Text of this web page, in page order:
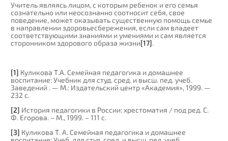
Учитель являясь лицом, с которым ребенок и его семья
сознательно или неосознанно соотносит себя, свое
поведение, может оказывать существенную помощь семье
в направлении здоровьесбережения, если сам владеет
соответствующими знаниями и умениями и сам является
сторонником здорового образа жизни[17].
[1] Куликова Т.А. Семейная педагогика и домашнее
воспитание: Учебник для студ. сред. и высш. пед. учеб.
Заведений . — М.: Издательский центр «Академия», 1999. —
232 с.
[2] История педагогики в России: хрестоматия / под ред. С.
Ф. Егорова. – М., 1999. – 111 с.
[3] Куликова Т. А. Семейная педагогика и домашнее